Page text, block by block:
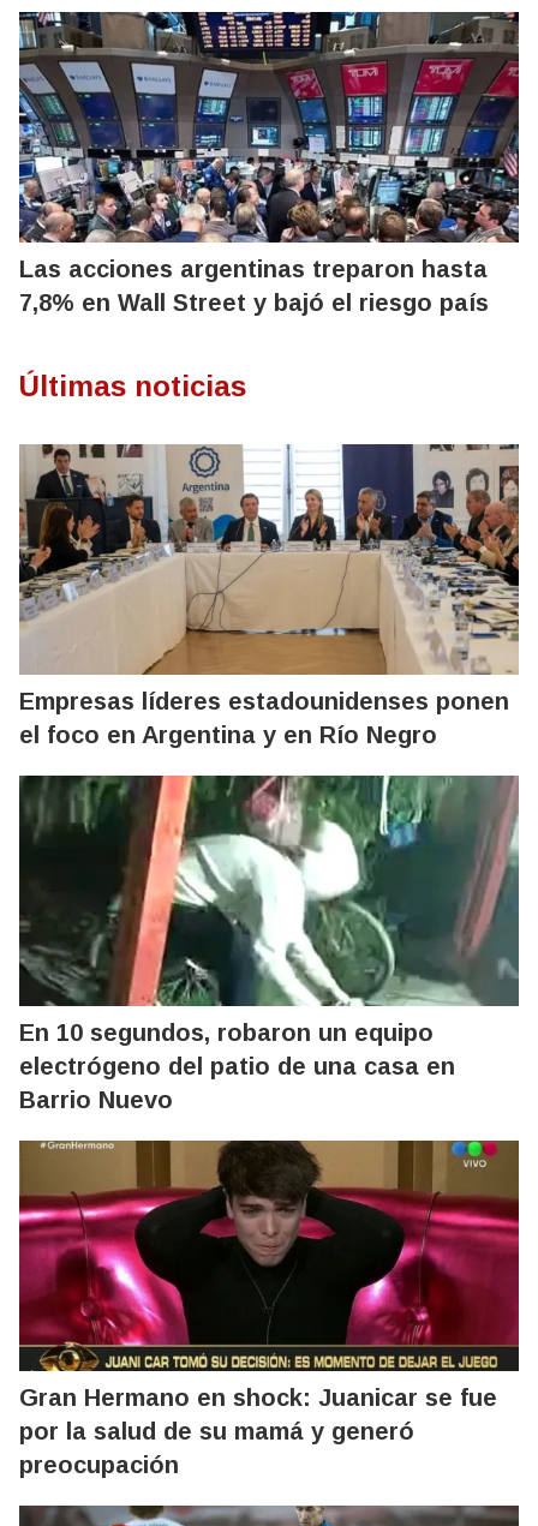
Las acciones argentinas treparon hasta
7,8% en Wall Street y bajó el riesgo país
Últimas noticias
Empresas líderes estadounidenses ponen
el foco en Argentina y en Río Negro
En 10 segundos, robaron un equipo
electrógeno del patio de una casa en
Barrio Nuevo
Gran Hermano en shock: Juanicar se fue
por la salud de su mamá y generó
preocupación